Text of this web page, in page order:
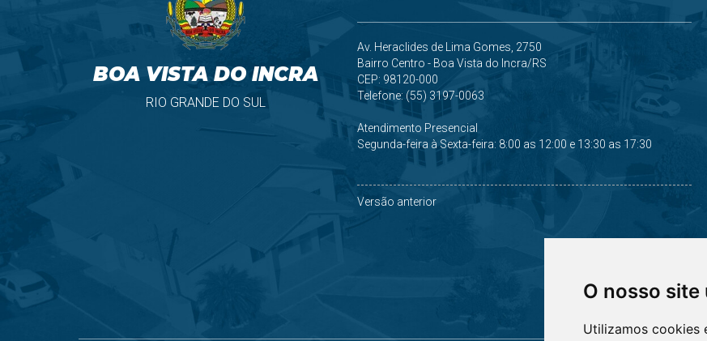
O nosso
Utilizamos cookies
BOA VISTA DO INCRA
RIO GRANDE DO SUL
Av. Heraclides de Lima Gomes, 2750
Bairro Centro - Boa Vista do Incra/RS
CEP: 98120-000
Telefone: (55) 3197-0063
Atendimento Presencial
Segunda-feira à Sexta-feira: 8:00 as 12:00 e 13:30 as 17:30
Versão anterior